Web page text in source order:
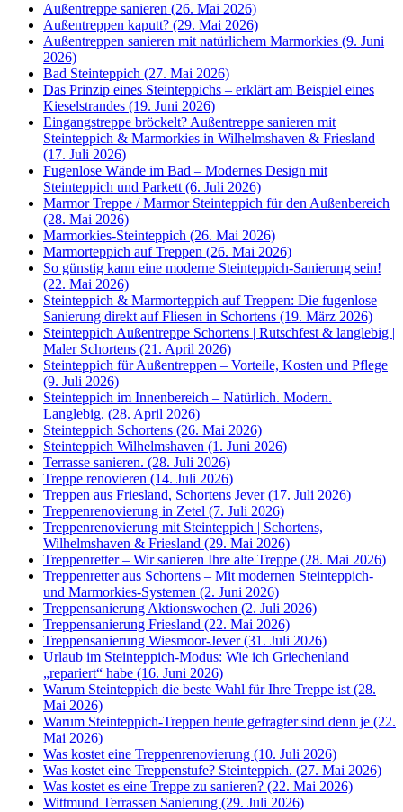
Außentreppe sanieren (26. Mai 2026)
Außentreppen kaputt? (29. Mai 2026)
Außentreppen sanieren mit natürlichem Marmorkies (9. Juni
2026)
Bad Steinteppich (27. Mai 2026)
Das Prinzip eines Steinteppichs – erklärt am Beispiel eines
Kieselstrandes (19. Juni 2026)
Eingangstreppe bröckelt? Außentreppe sanieren mit
Steinteppich & Marmorkies in Wilhelmshaven & Friesland
(17. Juli 2026)
Fugenlose Wände im Bad – Modernes Design mit
Steinteppich und Parkett (6. Juli 2026)
Marmor Treppe / Marmor Steinteppich für den Außenbereich
(28. Mai 2026)
Marmorkies-Steinteppich (26. Mai 2026)
Marmorteppich auf Treppen (26. Mai 2026)
So günstig kann eine moderne Steinteppich-Sanierung sein!
(22. Mai 2026)
Steinteppich & Marmorteppich auf Treppen: Die fugenlose
Sanierung direkt auf Fliesen in Schortens (19. März 2026)
Steinteppich Außentreppe Schortens | Rutschfest & langlebig |
Maler Schortens (21. April 2026)
Steinteppich für Außentreppen – Vorteile, Kosten und Pflege
(9. Juli 2026)
Steinteppich im Innenbereich – Natürlich. Modern.
Langlebig. (28. April 2026)
Steinteppich Schortens (26. Mai 2026)
Steinteppich Wilhelmshaven (1. Juni 2026)
Terrasse sanieren. (28. Juli 2026)
Treppe renovieren (14. Juli 2026)
Treppen aus Friesland, Schortens Jever (17. Juli 2026)
Treppenrenovierung in Zetel (7. Juli 2026)
Treppenrenovierung mit Steinteppich | Schortens,
Wilhelmshaven & Friesland (29. Mai 2026)
Treppenretter – Wir sanieren Ihre alte Treppe (28. Mai 2026)
Treppenretter aus Schortens – Mit modernen Steinteppich-
und Marmorkies-Systemen (2. Juni 2026)
Treppensanierung Aktionswochen (2. Juli 2026)
Treppensanierung Friesland (22. Mai 2026)
Treppensanierung Wiesmoor-Jever (31. Juli 2026)
Urlaub im Steinteppich-Modus: Wie ich Griechenland
„repariert“ habe (16. Juni 2026)
Warum Steinteppich die beste Wahl für Ihre Treppe ist (28.
Mai 2026)
Warum Steinteppich-Treppen heute gefragter sind denn je (22.
Mai 2026)
Was kostet eine Treppenrenovierung (10. Juli 2026)
Was kostet eine Treppenstufe? Steinteppich. (27. Mai 2026)
Was kostet es eine Treppe zu sanieren? (22. Mai 2026)
Wittmund Terrassen Sanierung (29. Juli 2026)